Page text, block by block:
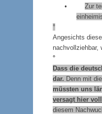
•
Zur
°
Angesichts
nachvollziehbar,
°
Dass die
dar. Denn mit
müssten uns
versagt hier
diesem